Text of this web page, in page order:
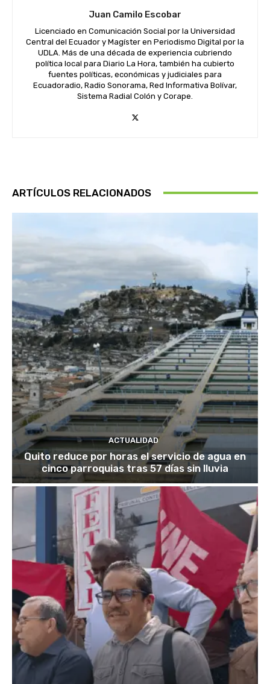
Juan Camilo Escobar
Licenciado en Comunicación Social por la Universidad
Central del Ecuador y Magíster en Periodismo Digital por la
UDLA. Más de una década de experiencia cubriendo
política local para Diario La Hora, también ha cubierto
fuentes políticas, económicas y judiciales para
Ecuadoradio, Radio Sonorama, Red Informativa Bolívar,
Sistema Radial Colón y Corape.
ARTÍCULOS RELACIONADOS
ACTUALIDAD
Quito reduce por horas el servicio de agua en
cinco parroquias tras 57 días sin lluvia